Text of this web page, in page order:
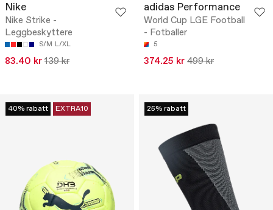
Nike
Nike Strike -
Leggbeskyttere
S/M L/XL
83.40 kr 139 kr
adidas Performance
World Cup LGE Football
- Fotballer
5
374.25 kr 499 kr
40% rabatt EXTRA10 25% rabatt